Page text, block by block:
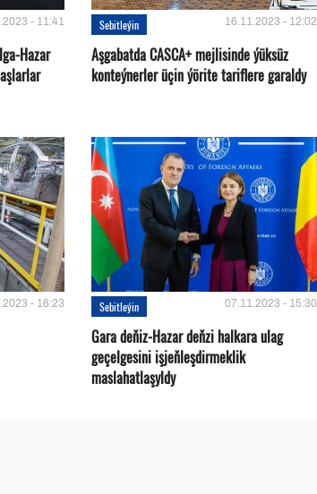
- 11:41
Hazar
Sebitleýin 16.11.2023 - 12:02
Aşgabatda CASCA+ mejlisinde ýüksüz
konteýnerler üçin ýörite tariflere garaldy
- 16:23 Sebitleýin 07.11.2023 - 15:30
Gara deňiz-Hazar deňzi halkara ulag
geçelgesini işjeňleşdirmeklik
maslahatlaşyldy